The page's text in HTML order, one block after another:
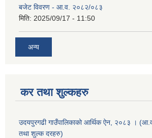
बजेट विवरण - आ.व. २०८२/०८३
मिति: 2025/09/17 - 11:50
अन्य
कर तथा शुल्कहरु
उदयपुरगढी गाउँपालिकाको आर्थिक ऐन, २०८३ ।
तथा शुल्क दरहरु)